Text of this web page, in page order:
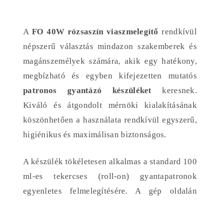
AFO 40W rózsaszín viaszmelegítő rendkívül
népszerű választás mindazon szakemberek és
magánszemélyek számára, akik egy hatékony,
megbízható és egyben kifejezetten mutatós
patronos gyantázó készüléket keresnek.
Kiváló és átgondolt mérnöki kialakításának
köszönhetően a használata rendkívül egyszerű,
higiénikus és maximálisan biztonságos.
A készülék tökéletesen alkalmas a standard 100
ml-es tekercses (roll-on) gyantapatronok
egyenletes felmelegítésére. A gép oldalán